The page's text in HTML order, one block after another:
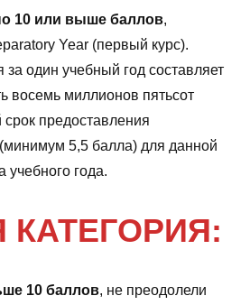
10 или выше баллов,
Year (первый курс).
за один учебный год составляет
восемь миллионов пятьсот
предоставления
5,5 балла) для данной
учебного года.
КАТЕГОРИЯ:
10 баллов, не преодолели